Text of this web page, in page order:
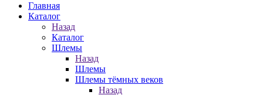
Главная
Каталог
Назад
Каталог
Шлемы
Назад
Шлемы
Шлемы тёмных веков
Назад